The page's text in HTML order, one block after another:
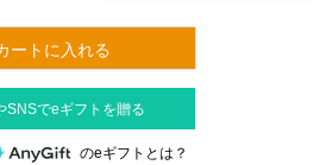
ートに入れる
のeギフトとは？